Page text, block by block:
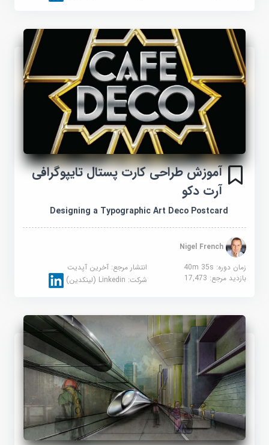
آموزش طراحی کارت پستال تایپوگرافی
آرت دکو
Designing a Typographic Art Deco Postcard
Nigel French
زمان دوره: 40m 35s
انتشار مرجع:آخرین آپدیت
بازدید مرجع:17,473 شرکت:Linkedin (لینکدین)